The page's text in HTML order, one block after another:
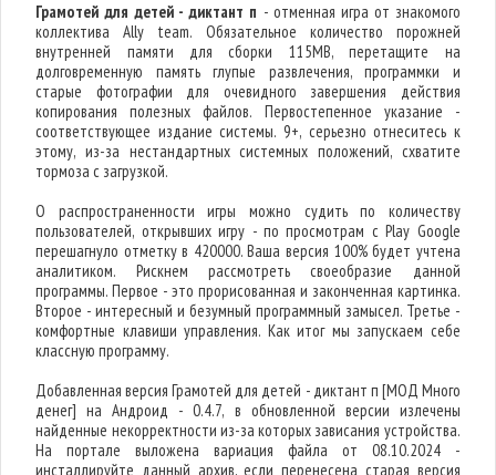
Грамотей для детей - диктант п - отменная игра от знакомого
коллектива Ally team. Обязательное количество порожней
внутренней памяти для сборки 115MB, перетащите на
долговременную память глупые развлечения, программки и
старые фотографии для очевидного завершения действия
копирования полезных файлов. Первостепенное указание -
соответствующее издание системы. 9+, серьезно отнеситесь к
этому, из-за нестандартных системных положений, схватите
тормоза с загрузкой.
О распространенности игры можно судить по количеству
пользователей, открывших игру - по просмотрам с Play Google
перешагнуло отметку в 420000. Ваша версия 100% будет учтена
аналитиком. Рискнем рассмотреть своеобразие данной
программы. Первое - это прорисованная и законченная картинка.
Второе - интересный и безумный программный замысел. Третье -
комфортные клавиши управления. Как итог мы запускаем себе
классную программу.
Добавленная версия Грамотей для детей - диктант п [МОД Много
денег] на Андроид - 0.4.7, в обновленной версии излечены
найденные некорректности из-за которых зависания устройства.
На портале выложена вариация файла от 08.10.2024 -
инсталлируйте данный архив, если перенесена старая версия